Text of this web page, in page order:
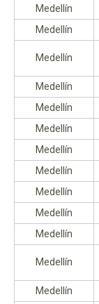
Medellín
Medellín
Medellín
Medellín
Medellín
Medellín
Medellín
Medellín
Medellín
Medellín
Medellín
Medellín
Medellín